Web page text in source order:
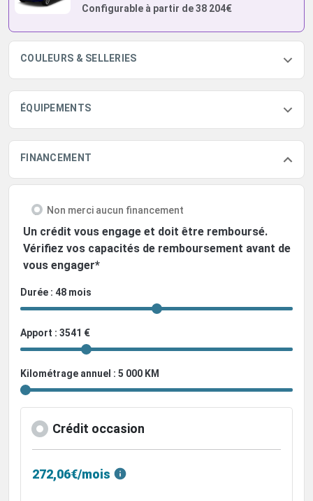
Configurable à partir de38 204€
COULEURS & SELLERIES
ÉQUIPEMENTS
FINANCEMENT
Non merci aucun financement
Un crédit vous engage et doit être remboursé.
Vérifiez vos capacités de remboursement avant de
vous engager*
Durée : 48 mois
Apport : 3541 €
Kilométrage annuel : 5 000 KM
Crédit occasion
272,06€/mois